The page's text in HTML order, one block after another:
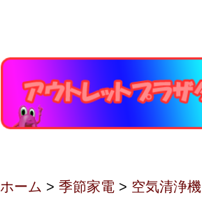
ホーム > 季節家電 > 空気清浄機